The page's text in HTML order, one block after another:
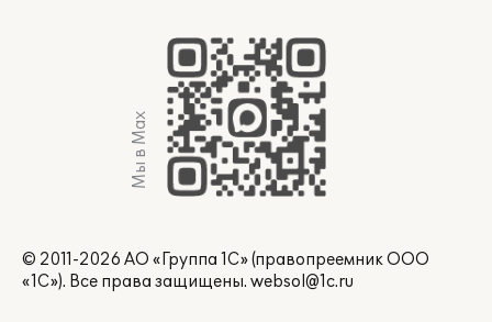
Мы в Max
© 2011-2026 АО «Группа 1С» (правопреемник ООО
«1С»). Все права защищены. websol@1c.ru